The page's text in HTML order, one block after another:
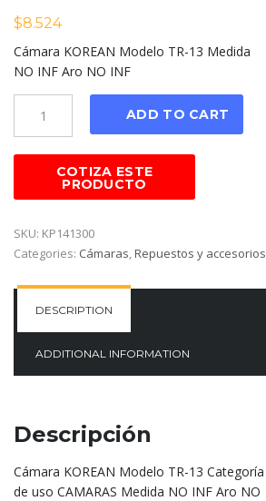
$8.524
Cámara KOREAN Modelo TR-13 Medida
NO INF Aro NO INF
ADD TO CART
SKU: KP141300
Categories: Cámaras,Repuestos y accesorios
DESCRIPTION
ADDITIONAL INFORMATION
Descripción
Cámara KOREAN Modelo TR-13 Categoría
de uso CAMARAS Medida NO INF Aro NO